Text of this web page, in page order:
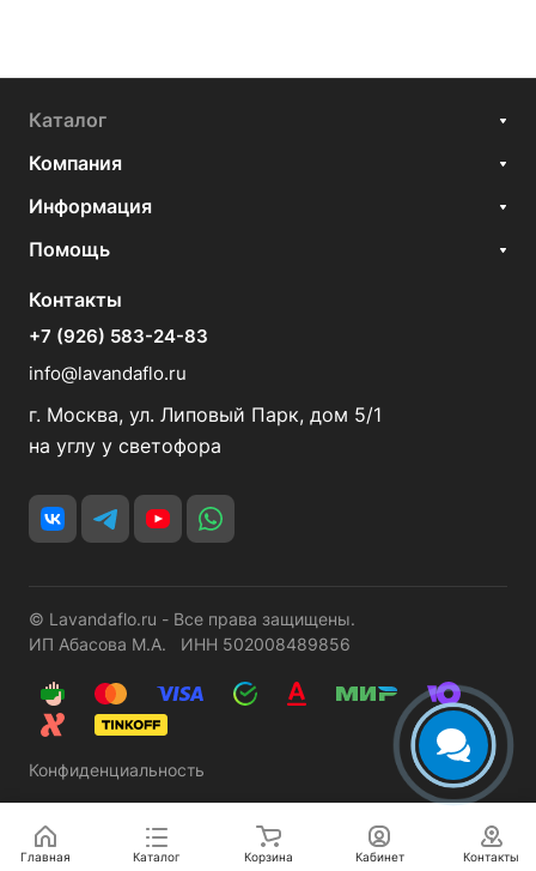
Каталог
Компания
Информация
Помощь
Контакты
+7 (926) 583-24-83
info@lavandaflo.ru
г. Москва, ул. Липовый Парк, дом 5/1
на углу у светофора
© Lavandaflo.ru - Все права защищены.
ИП Абасова М.А. ИНН 502008489856
Конфиденциальность
Главная Каталог Корзина Кабинет Контакты